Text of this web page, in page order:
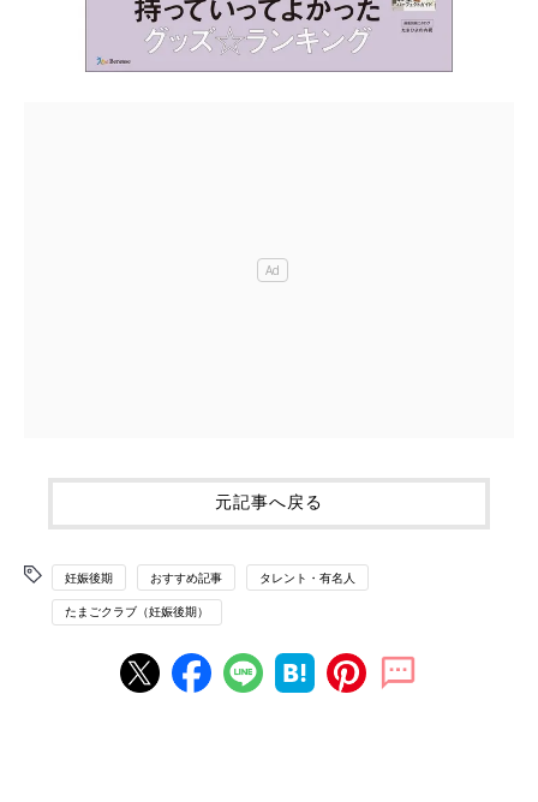
元記事へ戻る
妊娠後期 おすすめ記事 タレント・有名人
たまごクラブ（妊娠後期）